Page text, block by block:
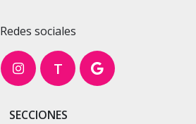
Redes sociales
T
SECCIONES